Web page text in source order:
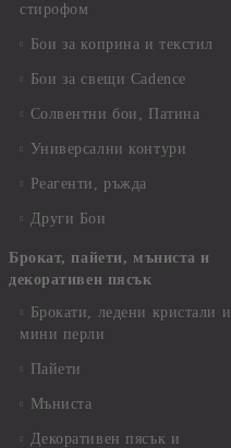
стирофом
Бои за коприна и текстил
Бои за свещи Cadence
Солвентни бои, Патина
Универсални контури
Реагенти, ръжда
Други Бои
Брокат, пайети, мъниста и
декоративен пясък
Брокати, ледени кристали и
мини перли
Пайети
Мъниста
Декоративен пясък и